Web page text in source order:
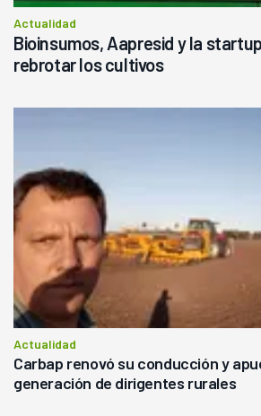
Actualidad
Bioinsumos, Aapresid y la
rebrotar los cultivos
Actualidad
Carbap renovó su conducción y
generación de dirigentes rurales